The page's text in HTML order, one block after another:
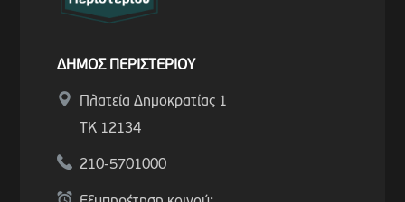
ΔΗΜΟΣ ΠΕΡΙΣΤΕΡΙΟΥ
Πλατεία Δημοκρατίας 1
ΤΚ 12134
210-5701000